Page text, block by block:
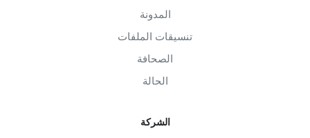
المدونة
تنسيقات الملفات
الصحافة
الحالة
الشركة